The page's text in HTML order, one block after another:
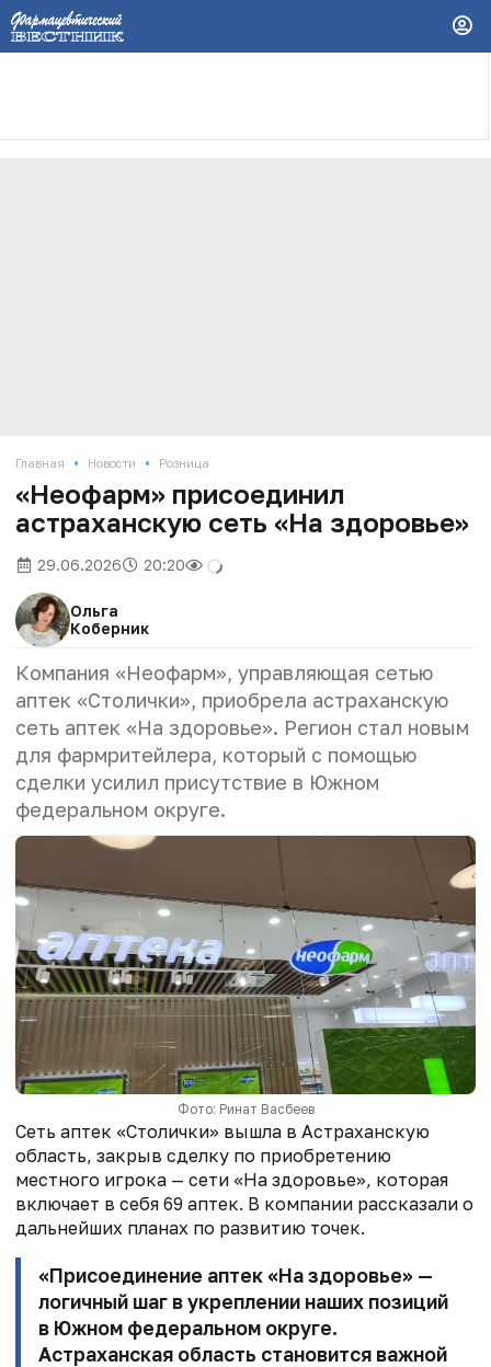
Главная • Новости • Розница
«Неофарм» присоединил
астраханскую сеть «На здоровье»
29.06.2026 20:20
Ольга
Коберник
Компания «Неофарм», управляющая сетью
аптек «Столички», приобрела астраханскую
сеть аптек «На здоровье». Регион стал новым
для фармритейлера, который с помощью
сделки усилил присутствие в Южном
федеральном округе.
Фото: Ринат Васбеев
Сеть аптек «Столички» вышла в Астраханскую
область, закрыв сделку по приобретению
местного игрока — сети «На здоровье», которая
включает в себя 69 аптек. В компании рассказали о
дальнейших планах по развитию точек.
«Присоединение аптек «На здоровье» —
логичный шаг в укреплении наших позиций
в Южном федеральном округе.
Астраханская область становится важной